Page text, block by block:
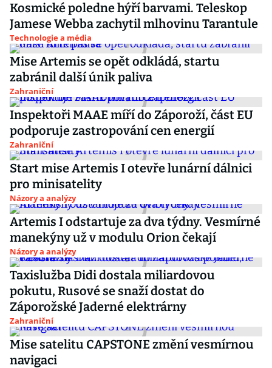
Kosmické poledne hýří barvami. Teleskop
Jamese Webba zachytil mlhovinu Tarantule
Technologie a média
Mise Artemis se opět odkládá, startu
zabránil další únik paliva
Zahraniční
Inspektoři MAAE míří do Záporoží, část EU
podporuje zastropování cen energií
Zahraniční
Start mise Artemis I otevře lunární dálnici
pro minisatelity
Názory a analýzy
Artemis I odstartuje za dva týdny. Vesmírné
manekýny už v modulu Orion čekají
Názory a analýzy
Taxislužba Didi dostala miliardovou
pokutu, Rusové se snaží dostat do
Záporožské Jaderné elektrárny
Zahraniční
Mise satelitu CAPSTONE změní vesmírnou
navigaci